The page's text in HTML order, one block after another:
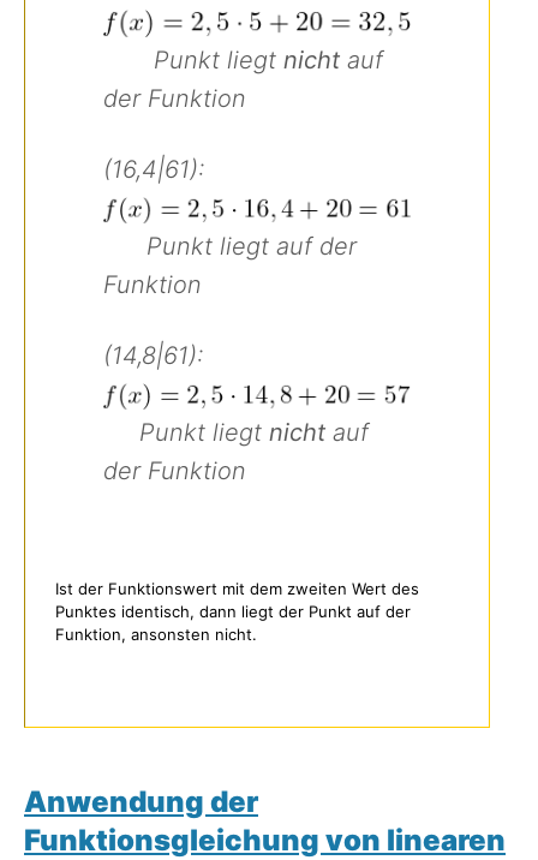
Punkt liegt nicht auf
der Funktion
(16,4|61):
Punkt liegt auf der
Funktion
(14,8|61):
Punkt liegt nicht auf
der Funktion
Ist der Funktionswert mit dem zweiten Wert des
Punktes identisch, dann liegt der Punkt auf der
Funktion, ansonsten nicht.
Anwendung der
Funktionsgleichung von linearen